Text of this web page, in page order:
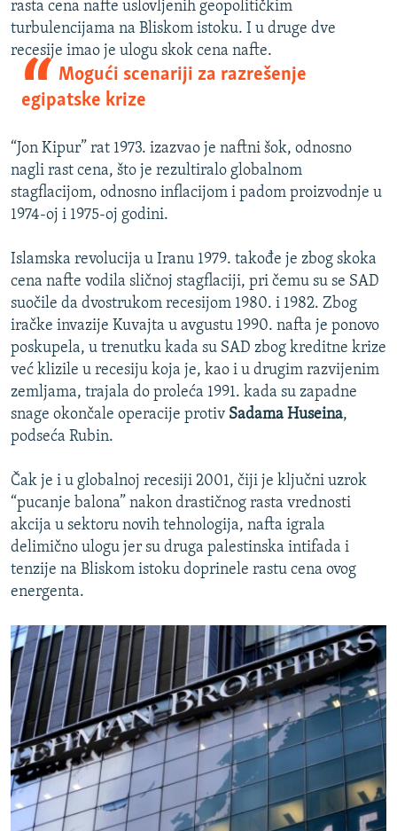
rasta cena nafte uslovljenih geopolitičkim
turbulencijama na Bliskom istoku. I u druge dve
recesije imao je ulogu skok cena nafte.
Mogući scenariji za razrešenje
egipatske krize
“Jon Kipur” rat 1973. izazvao je naftni šok, odnosno
nagli rast cena, što je rezultiralo globalnom
stagflacijom, odnosno inflacijom i padom proizvodnje u
1974-oj i 1975-oj godini.
Islamska revolucija u Iranu 1979. takođe je zbog skoka
cena nafte vodila sličnoj stagflaciji, pri čemu su se SAD
suočile da dvostrukom recesijom 1980. i 1982. Zbog
iračke invazije Kuvajta u avgustu 1990. nafta je ponovo
poskupela, u trenutku kada su SAD zbog kreditne krize
već klizile u recesiju koja je, kao i u drugim razvijenim
zemljama, trajala do proleća 1991. kada su zapadne
snage okončale operacije protiv Sadama Huseina,
podseća Rubin.
Čak je i u globalnoj recesiji 2001, čiji je ključni uzrok
“pucanje balona” nakon drastičnog rasta vrednosti
akcija u sektoru novih tehnologija, nafta igrala
delimično ulogu jer su druga palestinska intifada i
tenzije na Bliskom istoku doprinele rastu cena ovog
energenta.